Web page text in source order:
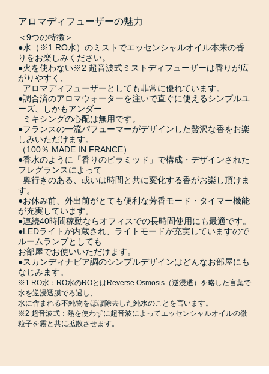
アロマディフューザーの魅力
＜9つの特徴＞
●水（※1 RO水）のミストでエッセンシャルオイル本来の香
りをお楽しみください。
●火を使わない※2 超音波式ミストディフューザーは香りが広
がりやすく、
アロマディフューザーとしても非常に優れています。
●調合済のアロマウォーターを注いで直ぐに使えるシンプルユ
ーズ、しかもアンダー
ミキシングの心配は無用です。
●フランスの一流パフューマーがデザインした贅沢な香をお楽
しみいただけます。
（100％ MADE IN FRANCE）
●香水のように「香りのピラミッド」で構成・デザインされた
フレグランスによって
奥行きのある、或いは時間と共に変化する香がお楽し頂けま
す。
●お休み前、外出前がとても便利な芳香モード・タイマー機能
が充実しています。
●連続40時間稼動ならオフィスでの長時間使用にも最適です。
●LEDライトが内蔵され、ライトモードが充実していますので
ルームランプとしても
お部屋でお使いいただけます。
●スカンディナビア調のシンプルデザインはどんなお部屋にも
なじみます。
※1 RO水：RO水のROとはReverse Osmosis（逆浸透）を略した言葉で
水を逆浸透膜でろ過し、
水に含まれる不純物をほぼ除去した純水のことを言います。
※2 超音波式：熱を使わずに超音波によってエッセンシャルオイルの微
粒子を霧と共に拡散させます。